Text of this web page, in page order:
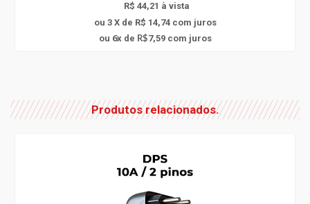
R$ 44,21 à vista
ou 3 X de R$ 14,74com juros
ou 6x de R$7,59com juros
Produtos relacionados.